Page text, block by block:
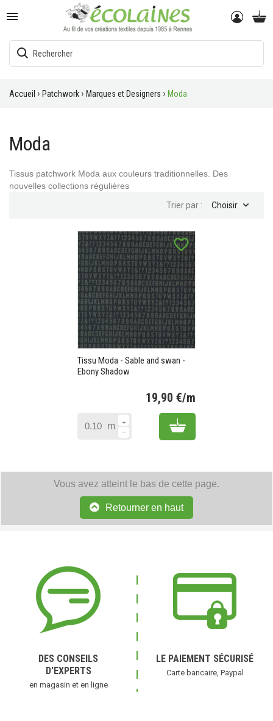

Accueil Patchwork Marques et Designers Moda
Moda
Tissus patchwork Moda aux couleurs traditionnelles. Des
nouvelles collections régulières
Trier par : Choisir 
favorite_border
Tissu Moda - Sable and swan -
Ebony Shadow
19,90 €/m
m Add to cart
Vous avez atteint le bas de cette page.
Retourner en haut
DES CONSEILS
D'EXPERTS
en magasin et en ligne
LE PAIEMENT SÉCURISÉ
Carte bancaire, Paypal